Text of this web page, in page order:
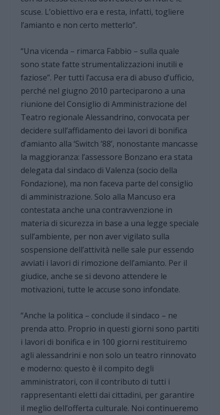
scuse. L’obiettivo era e resta, infatti, togliere
l’amianto e non certo metterlo”.
“Una vicenda – rimarca Fabbio – sulla quale
sono state fatte strumentalizzazioni inutili e
faziose”. Per tutti l’accusa era di abuso d’ufficio,
perché nel giugno 2010 parteciparono a una
riunione del Consiglio di Amministrazione del
Teatro regionale Alessandrino, convocata per
decidere sull’affidamento dei lavori di bonifica
d’amianto alla ‘Switch ‘88’, nonostante mancasse
la maggioranza: l’assessore Bonzano era stata
delegata dal sindaco di Valenza (socio della
Fondazione), ma non faceva parte del consiglio
di amministrazione. Solo alla Mancuso era
contestata anche una contravvenzione in
materia di sicurezza in base a una legge speciale
sull’ambiente, per non aver vigilato sulla
sospensione dell’attività nelle sale pur essendo
avviati i lavori di rimozione dell’amianto. Per il
giudice, anche se si devono attendere le
motivazioni, tutte le accuse sono infondate.
“Anche la politica – conclude il sindaco – ne
prenda atto. Proprio in questi giorni sono partiti
i lavori di bonifica e in 100 giorni restituiremo
agli alessandrini e non solo un teatro rinnovato
e moderno: questo è il compito degli
amministratori, con il contributo di tutti i
rappresentanti eletti dai cittadini, per garantire
il meglio dell’offerta culturale. Noi continueremo